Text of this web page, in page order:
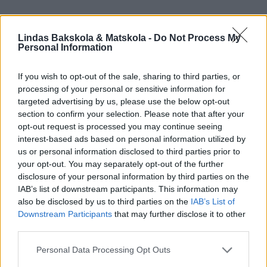
Lindas Bakskola & Matskola - Do Not Process My
Personal Information
If you wish to opt-out of the sale, sharing to third parties, or
processing of your personal or sensitive information for
targeted advertising by us, please use the below opt-out
section to confirm your selection. Please note that after your
opt-out request is processed you may continue seeing
interest-based ads based on personal information utilized by
us or personal information disclosed to third parties prior to
your opt-out. You may separately opt-out of the further
disclosure of your personal information by third parties on the
IAB’s list of downstream participants. This information may
also be disclosed by us to third parties on the IAB’s List of
Downstream Participants that may further disclose it to other
Personal Data Processing Opt Outs Lindas matbröd, Lindas nyttigt